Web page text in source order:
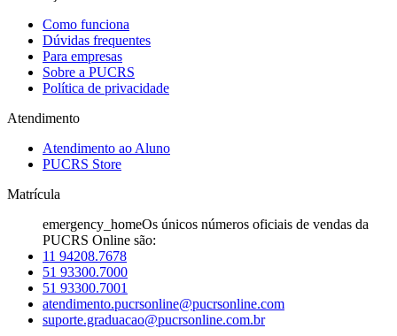
Como funciona
Dúvidas frequentes
Para empresas
Sobre a PUCRS
Política de privacidade
Atendimento
Atendimento ao Aluno
PUCRS Store
Matrícula
emergency_homeOs únicos números oficiais de vendas da
PUCRS Online são:
11 94208.7678
51 93300.7000
51 93300.7001
atendimento.pucrsonline@pucrsonline.com
suporte.graduacao@pucrsonline.com.br